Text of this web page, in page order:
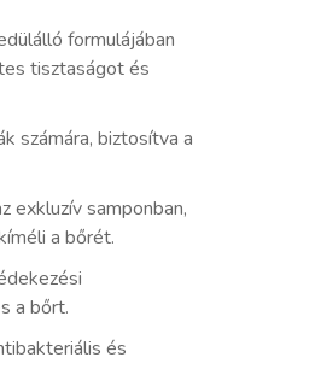
formulájában
tisztaságot és
számára, biztosítva a
exkluzív samponban,
a bőrét.
a bőrt.
és